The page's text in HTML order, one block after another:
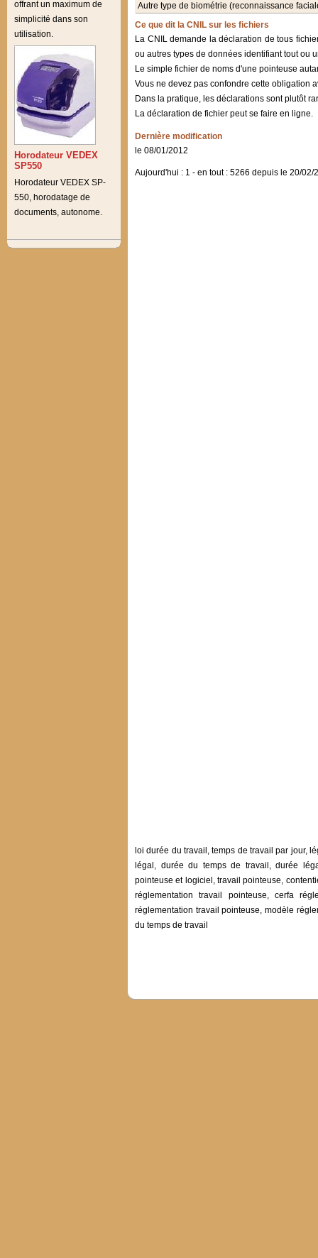
offrant un maximum de
simplicité dans son
utilisation.
Horodateur VEDEX
SP550
Horodateur VEDEX SP-
550, horodatage de
documents, autonome.
Autre type de biométrie (reconnaissance
Ce que dit la CNIL sur les fichiers
La CNIL demande la déclaration de tous
ou autres types de données identifiant tout ou
Le simple fichier de noms d'une pointeuse
Vous ne devez pas confondre cette obligation
Dans la pratique, les déclarations sont plutôt
La déclaration de fichier peut se faire en ligne.
Dernière modification
le 08/01/2012
Aujourd'hui : 1 - en tout : 5266 depuis le 20/02/
loi durée du travail, temps de travail par jour,
légal, durée du temps de travail, durée
pointeuse et logiciel, travail pointeuse,
réglementation travail pointeuse, cerfa
réglementation travail pointeuse, modèle
du temps de travail